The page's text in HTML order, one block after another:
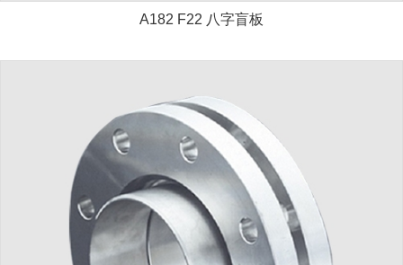
A182 F22 八字盲板